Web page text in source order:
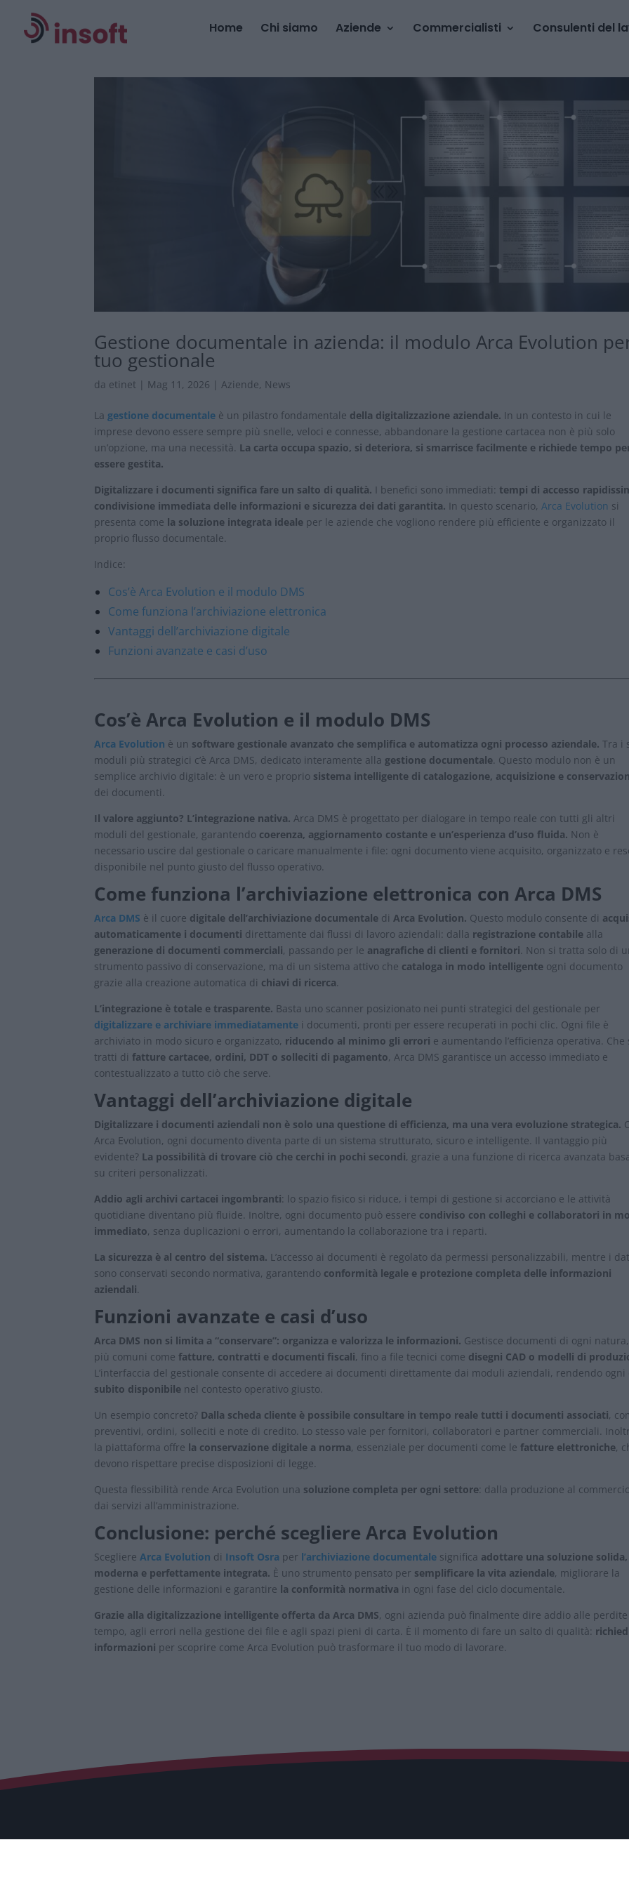
Home Chi siamo Aziende Commercialisti Consulenti del
Gestione documentale in azienda: il modulo Arca Evolution
tuo gestionale
da etinet | Mag 11, 2026 | Aziende, News
La gestione documentale è un pilastro fondamentale della digitalizzazione aziendale. In un contesto in cui le
imprese devono essere sempre più snelle, veloci e connesse, abbandonare la gestione cartacea non è più solo
un’opzione, ma una necessità. La carta occupa spazio, si deteriora, si smarrisce facilmente e richiede tempo
essere gestita.
Digitalizzare i documenti significa fare un salto di qualità. I benefici sono immediati: tempi di accesso
condivisione immediata delle informazioni e sicurezza dei dati garantita. In questo scenario, Arca Evolution si
presenta come la soluzione integrata ideale per le aziende che vogliono rendere più efficiente e organizzato il
proprio flusso documentale.
Indice:
Cos’è Arca Evolution e il modulo DMS
Come funziona l’archiviazione elettronica
Vantaggi dell’archiviazione digitale
Funzioni avanzate e casi d’uso
Cos’è Arca Evolution e il modulo DMS
Arca Evolution è un software gestionale avanzato che semplifica e automatizza ogni processo aziendale. Tra i
moduli più strategici c’è Arca DMS, dedicato interamente alla gestione documentale . Questo modulo non è un
semplice archivio digitale: è un vero e proprio sistema intelligente di catalogazione, acquisizione e
dei documenti.
Il valore aggiunto? L’integrazione nativa. Arca DMS è progettato per dialogare in tempo reale con tutti gli altri
moduli del gestionale, garantendo coerenza, aggiornamento costante e un’esperienza d’uso fluida. Non è
necessario uscire dal gestionale o caricare manualmente i file: ogni documento viene acquisito, organizzato e
disponibile nel punto giusto del flusso operativo.
Come funziona l’archiviazione elettronica con Arca DMS
Arca DMS è il cuore digitale dell’archiviazione documentale di Arca Evolution. Questo modulo consente di
automaticamente i documenti direttamente dai flussi di lavoro aziendali: dalla registrazione contabile alla
generazione di documenti commerciali, passando per le anagrafiche di clienti e fornitori . Non si tratta solo di
strumento passivo di conservazione, ma di un sistema attivo che cataloga in modo intelligente ogni documento
grazie alla creazione automatica di chiavi di ricerca
L’integrazione è totale e trasparente. Basta uno scanner posizionato nei punti strategici del gestionale per
digitalizzare e archiviare immediatamente i documenti, pronti per essere recuperati in pochi clic. Ogni file è
archiviato in modo sicuro e organizzato, riducendo al minimo gli errori e aumentando l’efficienza operativa. Che
tratti di fatture cartacee, ordini, DDT o solleciti di pagamento, Arca DMS garantisce un accesso immediato e
contestualizzato a tutto ciò che serve.
Vantaggi dell’archiviazione digitale
Digitalizzare i documenti aziendali non è solo una questione di efficienza, ma una vera evoluzione strategica.
Arca Evolution, ogni documento diventa parte di un sistema strutturato, sicuro e intelligente. Il vantaggio più
evidente? La possibilità di trovare ciò che cerchi in pochi secondi, grazie a una funzione di ricerca avanzata
su criteri personalizzati.
Addio agli archivi cartacei ingombranti: lo spazio fisico si riduce, i tempi di gestione si accorciano e le attività
quotidiane diventano più fluide. Inoltre, ogni documento può essere condiviso con colleghi e collaboratori in
immediato, senza duplicazioni o errori, aumentando la collaborazione tra i reparti.
La sicurezza è al centro del sistema. L’accesso ai documenti è regolato da permessi personalizzabili, mentre i
sono conservati secondo normativa, garantendo conformità legale e protezione completa delle informazioni
aziendali
Funzioni avanzate e casi d’uso
Arca DMS non si limita a “conservare”: organizza e valorizza le informazioni. Gestisce documenti di ogni
più comuni come fatture, contratti e documenti fiscali, fino a file tecnici come disegni CAD o modelli di
L’interfaccia del gestionale consente di accedere ai documenti direttamente dai moduli aziendali, rendendo ogni
subito disponibile nel contesto operativo giusto.
Un esempio concreto? Dalla scheda cliente è possibile consultare in tempo reale tutti i documenti associati,
preventivi, ordini, solleciti e note di credito. Lo stesso vale per fornitori, collaboratori e partner commerciali.
la piattaforma offre la conservazione digitale a norma, essenziale per documenti come le fatture elettroniche,
devono rispettare precise disposizioni di legge.
Questa flessibilità rende Arca Evolution una soluzione completa per ogni settore: dalla produzione al
dai servizi all’amministrazione.
Conclusione: perché scegliere Arca Evolution
Scegliere Arca Evolution di Insoft Osra per l’archiviazione documentale significa adottare una soluzione solida,
moderna e perfettamente integrata. È uno strumento pensato per semplificare la vita aziendale, migliorare la
gestione delle informazioni e garantire la conformità normativa in ogni fase del ciclo documentale.
Grazie alla digitalizzazione intelligente offerta da Arca DMS, ogni azienda può finalmente dire addio alle perdite
tempo, agli errori nella gestione dei file e agli spazi pieni di carta. È il momento di fare un salto di qualità:
informazioni per scoprire come Arca Evolution può trasformare il tuo modo di lavorare.